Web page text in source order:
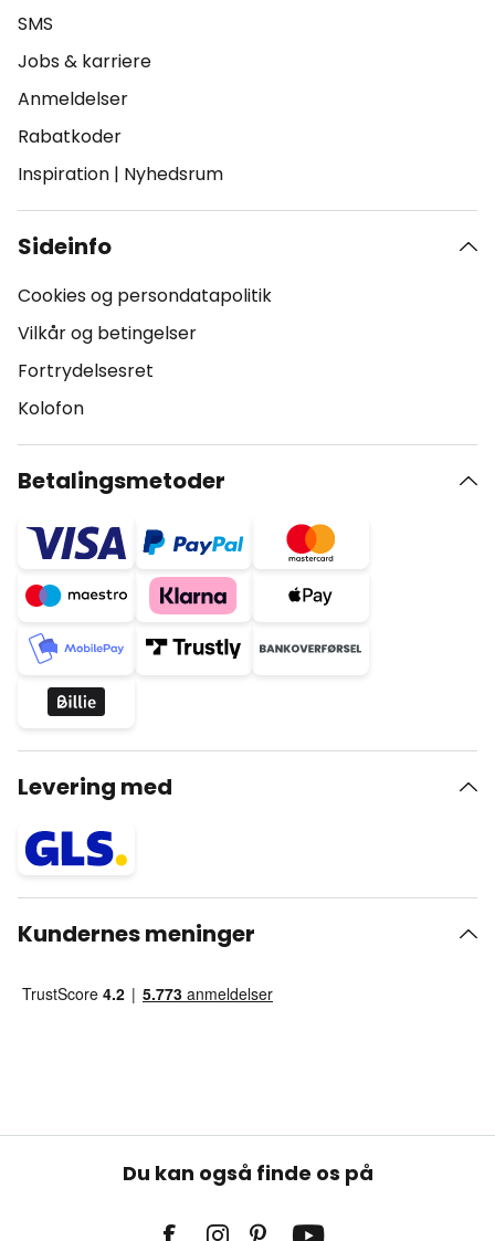
SMS
Jobs & karriere
Anmeldelser
Rabatkoder
Inspiration | Nyhedsrum
Sideinfo
Cookies og persondatapolitik
Vilkår og betingelser
Fortrydelsesret
Kolofon
Betalingsmetoder
Levering med
Kundernes meninger
Du kan også finde os på